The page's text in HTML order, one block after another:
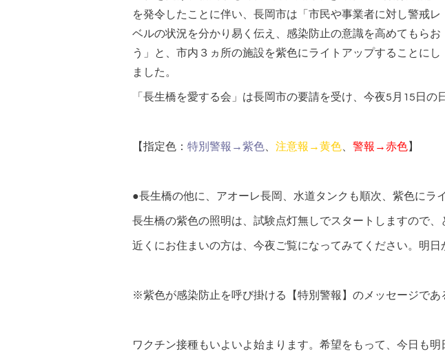
を発令したことに伴い、長岡市は「市民や事業者に対し警戒レ
ベルの状況を分かり易く伝え、感染防止の意識を高めてもらお
う」と、市内３ヵ所の施設を紫色にライトアップすることにし
ました。
「長生橋を愛する会」は長岡市の要請を受け、今夜5月15日
【指定色： 特別警報→紫色、 注意報→黄色、 警報→赤色】
●長生橋の他に、アオーレ長岡、水道タンクも順次、紫色にラ
長生橋の紫色の照明は、試験点灯無しでスタートしますので、
近くにお住まいの方は、今夜ご覧になってみてください。明日
※紫色が感染防止を呼び掛ける【特別警報】のメッセージであ
ワクチン接種もいよいよ始まります。希望をもって、今日も明